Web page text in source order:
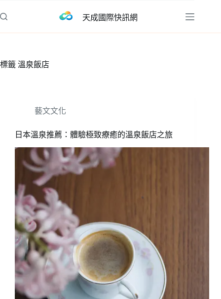
至
容
天成國際快訊網
標籤 溫泉飯店
藝文文化
日本溫泉推薦：體驗極致療癒的溫泉飯店之旅